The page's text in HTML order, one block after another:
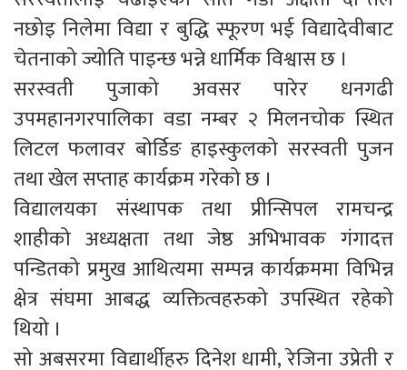
नछोइ निलेमा विद्या र बुद्धि स्फूरण भई विद्यादेवीबाट
चेतनाको ज्योति पाइन्छ भन्ने धार्मिक विश्वास छ ।
सरस्वती पुजाको अवसर पारेर धनगढी
उपमहानगरपालिका वडा नम्बर २ मिलनचोक स्थित
लिटल फलावर बोर्डिङ हाइस्कुलको सरस्वती पुजन
तथा खेल सप्ताह कार्यक्रम गरेको छ ।
विद्यालयका संस्थापक तथा प्रीन्सिपल रामचन्द्र
शाहीको अध्यक्षता तथा जेष्ठ अभिभावक गंगादत्त
पन्डितको प्रमुख आथित्यमा सम्पन्न कार्यक्रममा विभिन्न
क्षेत्र संघमा आबद्ध व्यक्तित्वहरुको उपस्थित रहेको
थियो ।
सो अबसरमा विद्यार्थीहरु दिनेश धामी, रेजिना उप्रेती र